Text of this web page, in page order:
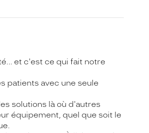
et c'est ce qui fait notre
patients avec une seule
solutions là où d'autres
équipement, quel que soit le